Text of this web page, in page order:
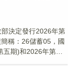
部決定發行2026年第
稱：26儲蓄05，國
期)和2026年第六